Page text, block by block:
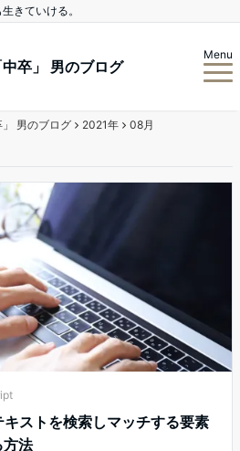
きていける。
卒」 男のブログ
Menu
男のブログ 2021年 08月
ストを検索しマッチする要素
法